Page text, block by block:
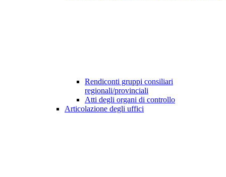
Rendiconti gruppi consiliari
regionali/provinciali
Atti degli organi di controllo
Articolazione degli uffici